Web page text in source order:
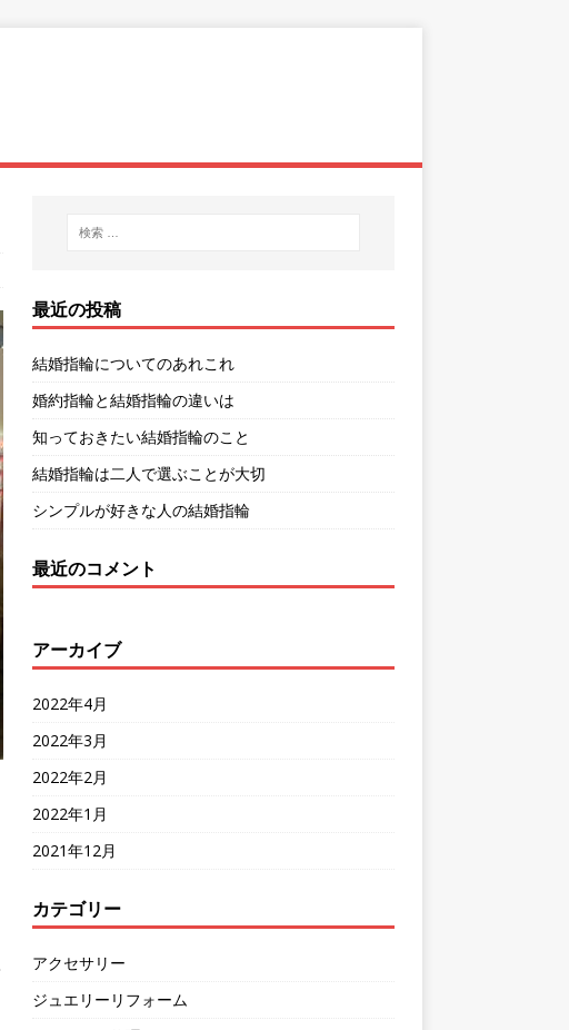
最近の投稿
結婚指輪についてのあれこれ
婚約指輪と結婚指輪の違いは
知っておきたい結婚指輪のこと
結婚指輪は二人で選ぶことが大切
シンプルが好きな人の結婚指輪
最近のコメント
アーカイブ
2022年4月
2022年3月
2022年2月
2022年1月
2021年12月
カテゴリー
アクセサリー
ジュエリーリフォーム